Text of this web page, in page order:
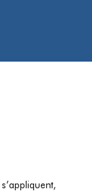
s’appliquent,